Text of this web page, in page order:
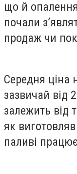
що й опалення
почали
продаж чи
Середня ціна
зазвичай від
залежить від
як виготовляв
паливі